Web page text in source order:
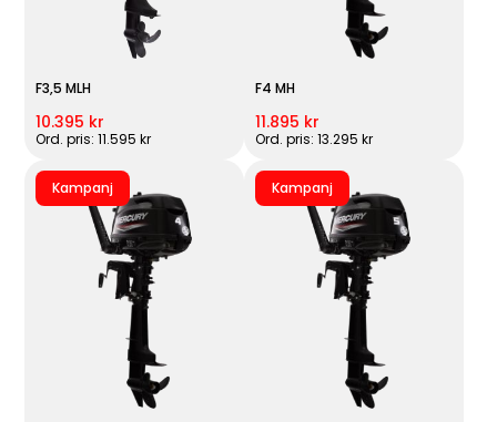
F3,5 MLH
10.395 kr
Ord. pris: 11.595 kr
F4 MH
11.895 kr
Ord. pris: 13.295 kr
Kampanj Kampanj